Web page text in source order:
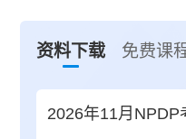
资料下载 免费课
2026年11月NPDP